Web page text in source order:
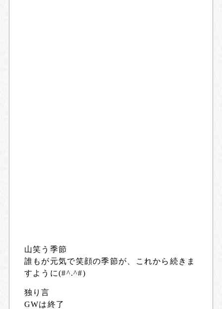
山笑う季節
誰もが元気で笑顔の季節が、これから続きま
すように(#^.^#)
独り言
GWは終了